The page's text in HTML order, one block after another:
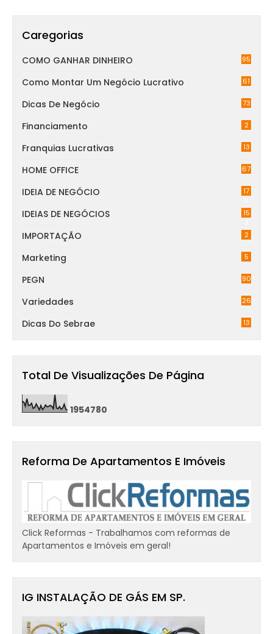
Caregorias
COMO GANHAR DINHEIRO 95
Como Montar Um Negócio Lucrativo 61
Dicas De Negócio 73
Financiamento 2
Franquias Lucrativas 13
HOME OFFICE 67
IDEIA DE NEGÓCIO
17
IDEIAS DE NEGÓCIOS
15
IMPORTAÇÃO 2
Marketing 5
PEGN 90
Variedades 26
Dicas Do Sebrae 13
Total De Visualizações De Página
1954780
Reforma De Apartamentos E Imóveis
Click Reformas - Trabalhamos com reformas de
Apartamentos e Imóveis em geral!
IG INSTALAÇÃO DE GÁS EM SP.